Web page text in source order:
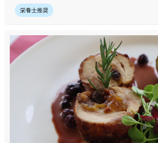
栄養士推奨